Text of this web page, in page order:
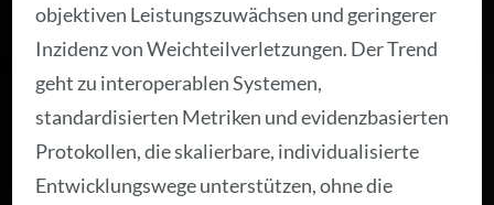
objektiven Leistungszuwächsen und geringerer
Inzidenz von Weichteilverletzungen. Der Trend
geht zu interoperablen Systemen,
standardisierten Metriken und evidenzbasierten
Protokollen, die skalierbare, individualisierte
Entwicklungswege unterstützen, ohne die